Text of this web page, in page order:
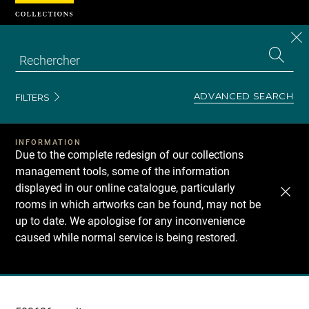
FILTERS ADVANCED SEARCH
INFORMATION
Due to the complete redesign of our collections
management tools, some of the information
displayed in our online catalogue, particularly
rooms in which artworks can be found, may not be
up to date. We apologise for any inconvenience
caused while normal service is being restored.
Recherche
Cookies management panel